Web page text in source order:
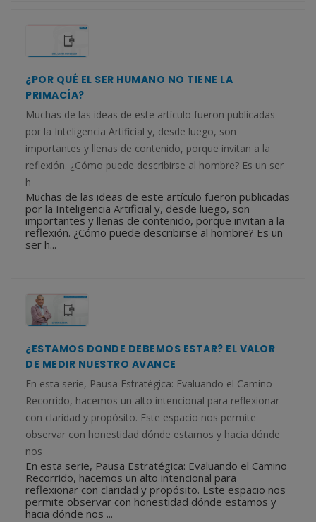
¿POR QUÉ EL SER HUMANO NO TIENE LA
PRIMACÍA?
Muchas de las ideas de este artículo fueron publicadas
por la Inteligencia Artificial y, desde luego, son
importantes y llenas de contenido, porque invitan a la
reflexión. ¿Cómo puede describirse al hombre? Es un ser
h
Muchas de las ideas de este artículo fueron publicadas
por la Inteligencia Artificial y, desde luego, son
importantes y llenas de contenido, porque invitan a la
reflexión. ¿Cómo puede describirse al hombre? Es un
ser h...
¿ESTAMOS DONDE DEBEMOS ESTAR? EL VALOR
DE MEDIR NUESTRO AVANCE
En esta serie, Pausa Estratégica: Evaluando el Camino
Recorrido, hacemos un alto intencional para reflexionar
con claridad y propósito. Este espacio nos permite
observar con honestidad dónde estamos y hacia dónde
nos
En esta serie, Pausa Estratégica: Evaluando el Camino
Recorrido, hacemos un alto intencional para
reflexionar con claridad y propósito. Este espacio nos
permite observar con honestidad dónde estamos y
hacia dónde nos ...